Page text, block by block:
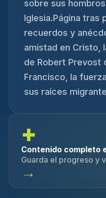
sobre sus
Iglesia.Página tras
recuerdos y
amistad en Cristo,
de Robert Prevost
Francisco, la
sus raíces
+
Contenido completo
Guarda el progreso y
→